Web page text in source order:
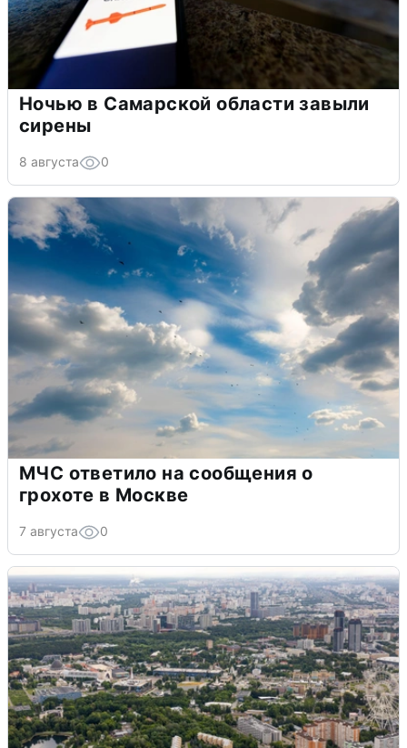
Ночью в Самарской области завыли
сирены
8 августа 0
МЧС ответило на сообщения о
грохоте в Москве
7 августа 0